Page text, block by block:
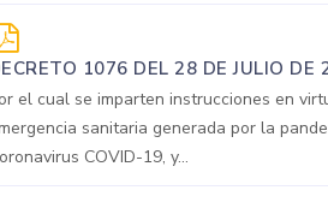
1076 DEL 28 DE JULIO DE
el cual se imparten instrucciones en
sanitaria generada por la
COVID-19, y...